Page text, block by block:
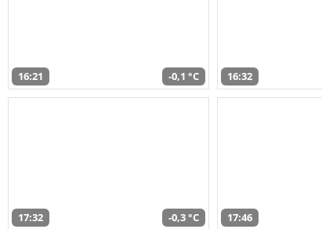
16:21 -0,1 °C 16:32
17:32 -0,3 °C 17:46